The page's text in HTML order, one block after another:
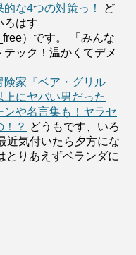
な4つの対策っ！
ど
ろはす
）です。 「みんな
テック！温かくてデメ
険家『ベア・グリル
上にヤバい男だった
ンや名言集も！ヤラセ
！？ どうもです、いろ
近気付いたら夕方にな
とりあえずベランダに